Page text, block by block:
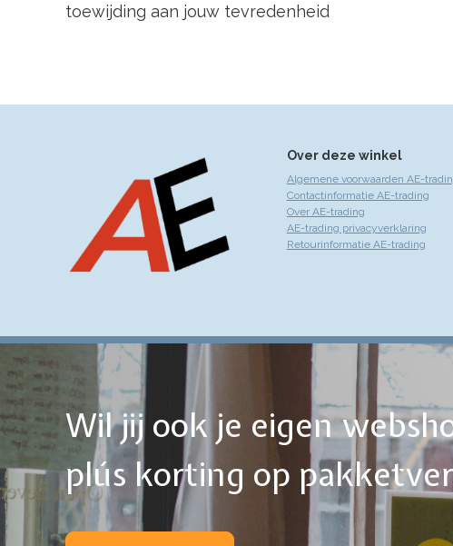
toewijding aan jouw tevredenheid
Over deze winkel
Algemene voorwaarden AE-
Contactinformatie AE-trading
Over AE-trading
AE-trading privacyverklaring
Retourinformatie AE-trading
Wil jij ook je eigen
plús korting op